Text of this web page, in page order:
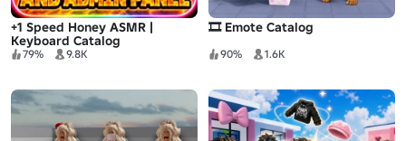
+1 Speed Honey ASMR |
Keyboard Catalog
79% 9.8K
🎞️ Emote Catalog
90% 1.6K